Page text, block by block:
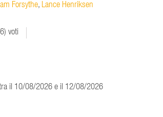
Forsythe, Lance Henriksen
6) voti
il 10/08/2026 e il 12/08/2026